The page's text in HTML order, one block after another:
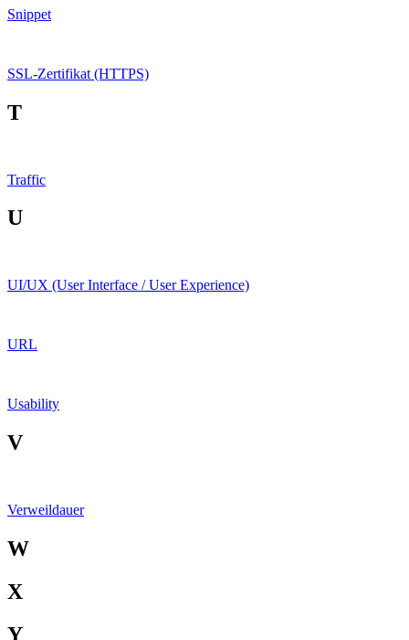
Snippet
SSL-Zertifikat (HTTPS)
T
Traffic
U
UI/UX (User Interface / User Experience)
URL
Usability
V
Verweildauer
W
X
Y